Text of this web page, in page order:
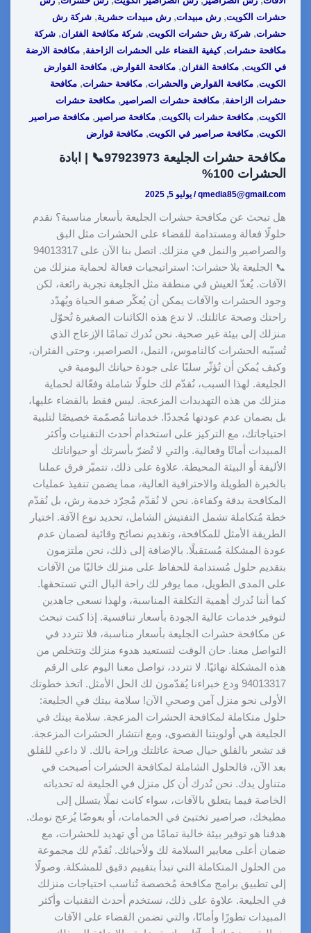
حشرات الكويت,رش مبيدات,رش مبيدات حشرية,شركة رش
حشرات,شركة رش حشرات الكويت,شركة مكافحة الفئران,شركة
مكافحة حشرات,كيفية القضاء على الحشرات الزاحفة,مكافحة الارضة
في الكويت,مكافحة الفئران,مكافحة القوارض,مكافحة القوارض
الكويت,مكافحة القوارض والحشرات,مكافحة حشرات,مكافحة
حشرات الزاحفة,مكافحة حشرات الصراصير ,مكافحة حشرات
الكويت,مكافحة حشرات بالكويت,مكافحة صراصير ,مكافحة صراصير
الكويت,مكافحة صراصير في الكويت,مكافحة قوارض
مكافحة حشرات الجليعة 97923973📞 | ابادة
الحشرات 100%
qmedia85@gmail.com
/يوليو 5, 2025
هل تبحث عن مكافحة حشرات الجليعة بأسعار مناسبة؟ نقدم
حلولًا فعالة ومستدامة للقضاء على الحشرات مثل البق
والصراصير والنمل في منزلك. اتصل بنا الآن على 94013317
📞 الجليعة بلا حشرات: استراتيجيات فعالة لحماية منزلك من
الآفات. يُعدّ العيش في منطقة مثل الجليعة تجربة رائعة، لكن
وجود الحشرات والآفات يمكن أن يُعكّر صفو الحياة ويُهدّد
راحتك وصحة عائلتك. لا تدع هذه الكائنات الصغيرة تُحوّل
منزلك إلى بيئة غير صحية. نحن نُدرك تمامًا الإزعاج الذي
تُسبّبه الحشرات كالناموس، النمل، الصراصير، وحتى الفئران،
وكيف يُمكن أن تُؤثّر سلبًا على جودة حياتك اليومية في
الجليعة. لهذا السبب، نُقدّم لك حلولًا شاملة وفعّالة لحماية
منزلك من هذه التهديدات المزعجة. ليس فقط بالقضاء عليها،
بل بضمان عدم عودتها مُجددًا. خدماتنا مُصمّمة خصيصًا لتلبية
احتياجاتك، مع التركيز على استخدام أحدث التقنيات وأكثر
المبيدات أمانًا وفعالية. والتي لا تُضرّ بأسرتك أو حيواناتك
الأليفة أو البيئة المحيطة. علاوة على ذلك، تتميّز فرق عملنا
بالخبرة الطويلة والاحترافية العالية، مما يضمن تنفيذ عمليات
المكافحة بدقة وكفاءة. نحن لا نُقدّم مُجرّد خدمة رش، بل نُقدّم
خطة مُتكاملة تشمل التفتيش الشامل، تحديد نوع الآفة. اختيار
الطريقة الأمثل للمكافحة، وتقديم نصائح وقائية لضمان عدم
عودة المشكلة مُستقبلًا. بالإضافة إلى ذلك، نحن ملتزمون
بتقديم حلول مُستدامة للحفاظ على منزلك خاليًا من الآفات
على المدى الطويل، مما يوفر لك راحة البال التي تستحقها.
كما أننا نُدرك أهمية التكلفة المناسبة، ولهذا نسعى جاهدين
لتوفير خدمات عالية الجودة بأسعار تنافسية. إذا كنت تبحث
عن مكافحة حشرات الجليعة بأسعار مناسبة، فلا تتردد في
التواصل معنا. حان الوقت لتستعيد هدوء منزلك وتتخلص من
هذه المشكلة نهائيًا. لا تتردد، تواصل معنا اليوم على الرقم
94013317 ودع خبراءنا يُقدّمون لك الحل الأمثل. اتخذ خطوتك
الأولى نحو منزل آمن وصحي الآن! سلامة بيتك في الجليعة:
حلول متكاملة لمكافحة الحشرات المزعجة. سلامة بيتك في
الجليعة هي أولويتنا القصوى، ومع انتشار الحشرات المزعجة.
قد تشعر بالقلق حيال صحة عائلتك وراحة بالك. لا داعي للقلق
بعد الآن، فالحلول الشاملة لمكافحة الحشرات أصبحت في
متناول يدك. نحن نُدرك أن كل منزل في الجليعة له تحدياته
الخاصة فيما يتعلق بالآفات، سواء كانت نملًا يتسلل إلى
مطبخك، صراصير تختبئ في الحمامات، أو بعوضًا يُزعج نومك.
هدفنا هو توفير بيئة خالية تمامًا من أي تهديد للحشرات، مع
ضمان أعلى معايير السلامة لك ولأحبائك. نُقدّم لك مجموعة
من الحلول المتكاملة التي تبدأ بتقييم دقيق للمشكلة. وصولًا
إلى تطبيق برامج مكافحة مُخصصة تُناسب احتياجات منزلك
في الجليعة. علاوة على ذلك، نستخدم أحدث التقنيات وأكثر
المبيدات تطورًا وأمانًا، والتي تضمن القضاء على الآفات